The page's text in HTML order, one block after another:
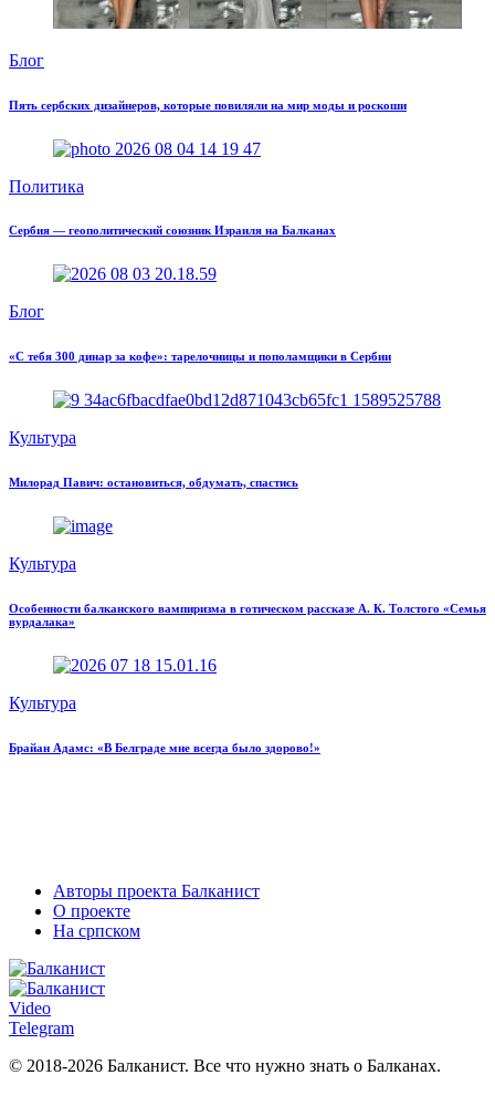
Блог
Пять сербских дизайнеров, которые повиляли на мир моды и роскоши
Политика
Сербия — геополитический союзник Израиля на Балканах
Блог
«С тебя 300 динар за кофе»: тарелочницы и пополамщики в Сербии
Культура
Милорад Павич: остановиться, обдумать, спастись
Культура
Особенности балканского вампиризма в готическом рассказе А. К. Толстого «Семья
вурдалака»
Культура
Брайан Адамс: «В Белграде мне всегда было здорово!»
Авторы проекта Балканист
О проекте
На српском
Video
Telegram
© 2018-2026 Балканист. Все что нужно знать о Балканах.